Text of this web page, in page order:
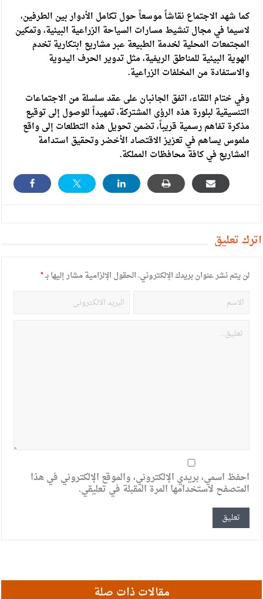
كما شهد الاجتماع نقاشاً موسعاً حول تكامل الأدوار بين الطرفين،
لاسيما في مجال تنشيط مسارات السياحة الزراعية البيئية، وتمكين
المجتمعات المحلية لخدمة الطبيعة عبر مشاريع ابتكارية تخدم
الهوية البيئية للمناطق الريفية، مثل تدوير الحرف اليدوية
والاستفادة من المخلفات الزراعية.
وفي ختام اللقاء، اتفق الجانبان على عقد سلسلة من الاجتماعات
التنسيقية لبلورة هذه الرؤى المشتركة، تمهيداً للوصول إلى توقيع
مذكرة تفاهم رسمية قريباً، تضمن تحويل هذه التطلعات إلى واقع
ملموس يساهم في تعزيز الاقتصاد الأخضر وتحقيق استدامة
المشاريع في كافة محافظات المملكة.
أترك تعليق
لن يتم نشر عنوان بريدك الإلكتروني.الحقول الإلزامية مشار إليها بـ*
احفظ اسمي، بريدي الإلكتروني، والموقع الإلكتروني في هذا
المتصفح لاستخدامها المرة المقبلة في تعليقي.
مقالات ذات صلة